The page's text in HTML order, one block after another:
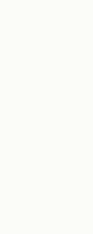
Weitere